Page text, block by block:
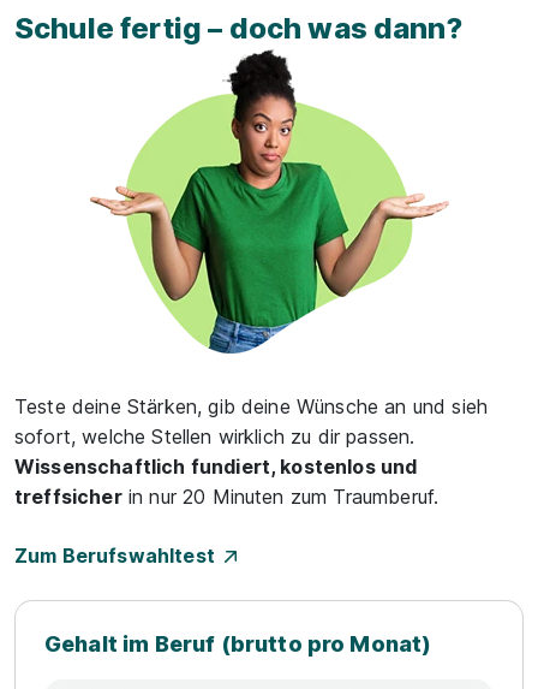
Schule fertig – doch was dann?
Teste deine Stärken, gib deine Wünsche an und sieh
sofort, welche Stellen wirklich zu dir passen.
Wissenschaftlich fundiert, kostenlos und
treffsicherin nur 20 Minuten zum Traumberuf.
Zum Berufswahltest
Gehalt im Beruf (brutto pro Monat)